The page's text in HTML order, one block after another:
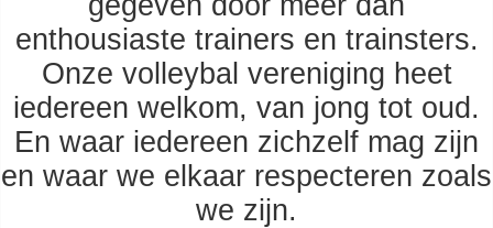
enthousiaste trainers en trainsters.
Onze volleybal vereniging heet
iedereen welkom, van jong tot oud.
En waar iedereen zichzelf mag zijn
en waar we elkaar respecteren zoals
we zijn.